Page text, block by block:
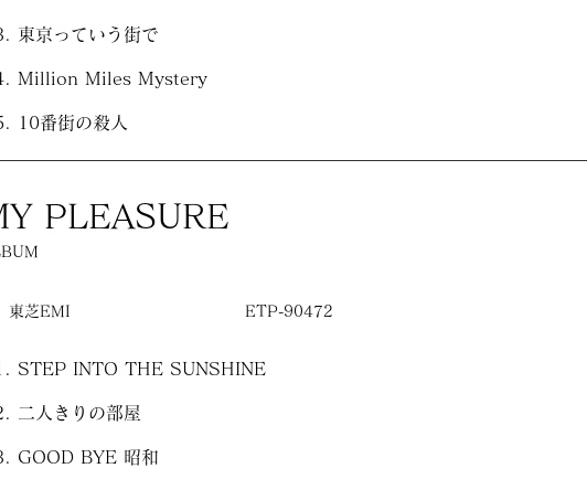
東京っていう街で
Million Miles Mystery
10番街の殺人
PLEASURE
東芝EMI ETP-90472
STEP INTO THE SUNSHINE
二人きりの部屋
GOOD BYE 昭和